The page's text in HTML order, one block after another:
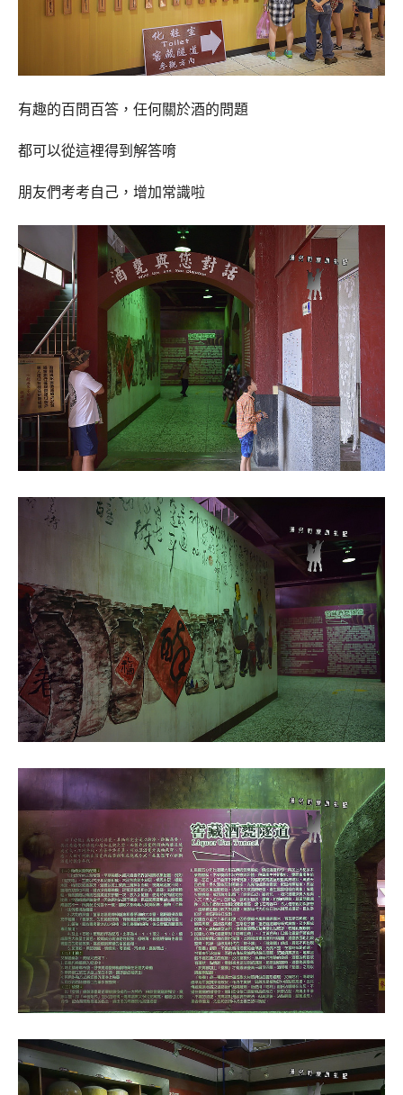
有趣的百問百答，任何關於酒的問題
都可以從這裡得到解答唷
朋友們考考自己，增加常識啦